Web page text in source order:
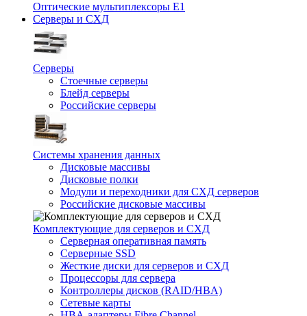
Оптические мультиплексоры Е1
Серверы и СХД
Серверы
Стоечные серверы
Блейд серверы
Российские серверы
Системы хранения данных
Дисковые массивы
Дисковые полки
Модули и переходники для СХД серверов
Российские дисковые массивы
Комплектующие для серверов и СХД
Серверная оперативная память
Серверные SSD
Жесткие диски для серверов и СХД
Процессоры для сервера
Контроллеры дисков (RAID/HBA)
Сетевые карты